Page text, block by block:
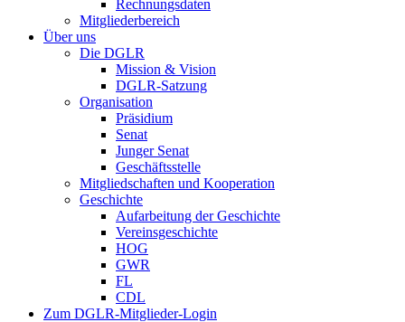
Rechnungsdaten
Mitgliederbereich
Über uns
Die DGLR
Mission & Vision
DGLR-Satzung
Organisation
Präsidium
Senat
Junger Senat
Geschäftsstelle
Mitgliedschaften und Kooperation
Geschichte
Aufarbeitung der Geschichte
Vereinsgeschichte
HOG
GWR
FL
CDL
Zum DGLR-Mitglieder-Login